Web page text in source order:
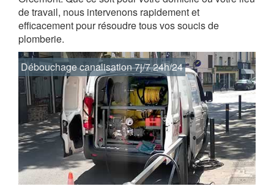
de travail, nous intervenons rapidement et
efficacement pour résoudre tous vos soucis de
plomberie.
Débouchage canalisation 7j/7 24h/24